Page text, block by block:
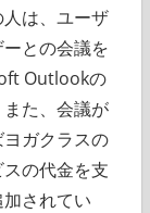
は、ユーザ
との会議を
Outlookの
た、会議が
ガクラスの
の代金を支
されてい